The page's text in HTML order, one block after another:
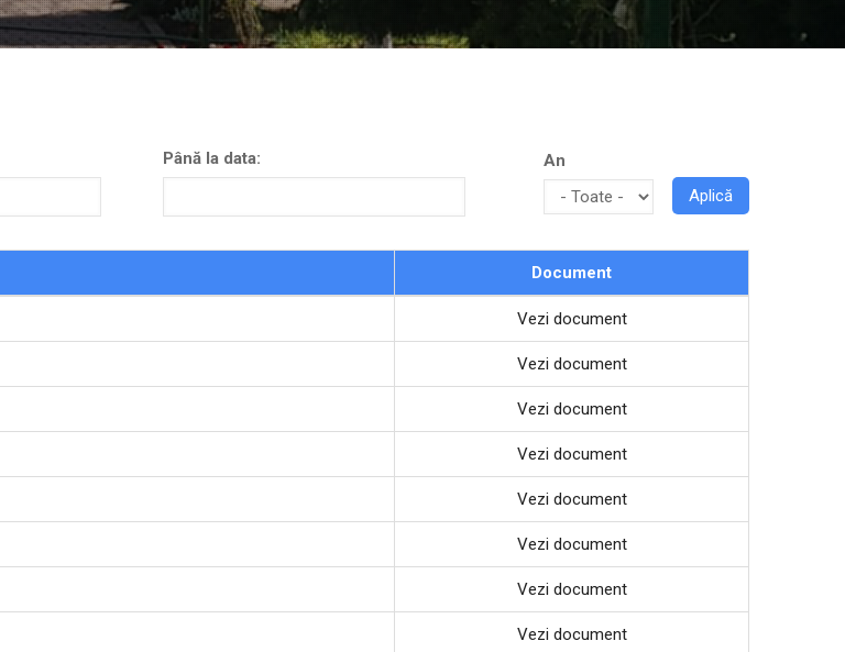
Până la data: An
Document
Vezi document
Vezi document
Vezi document
Vezi document
Vezi document
Vezi document
Vezi document
Vezi document